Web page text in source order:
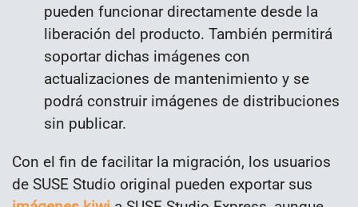
pueden funcionar directamente desde la
liberación del producto. También permitirá
soportar dichas imágenes con
actualizaciones de mantenimiento y se
podrá construir imágenes de distribuciones
sin publicar.
Con el fin de facilitar la migración, los usuarios
de SUSE Studio original pueden exportar sus